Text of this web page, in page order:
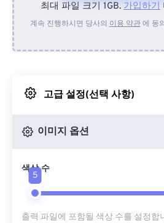
장치에서
Google 드라
최대 파일 크기 1GB. 가입하기
계속 진행하시면 당사의 이용 약관에 동
고급 설정(선택 사항)
이미지 옵션
색상 수
5
출력 파일에 포함될 색상 수를 설정합